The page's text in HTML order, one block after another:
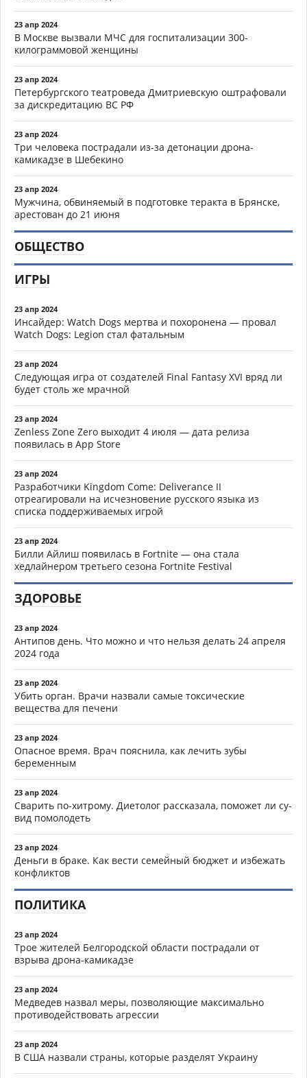
23 апр 2024
В Москве вызвали МЧС для госпитализации 300-
килограммовой женщины
23 апр 2024
Петербургского театроведа Дмитриевскую оштрафовали
за дискредитацию ВС РФ
23 апр 2024
Три человека пострадали из-за детонации дрона-
камикадзе в Шебекино
23 апр 2024
Мужчина, обвиняемый в подготовке теракта в Брянске,
арестован до 21 июня
ОБЩЕСТВО
ИГРЫ
23 апр 2024
Инсайдер: Watch Dogs мертва и похоронена — провал
Watch Dogs: Legion стал фатальным
23 апр 2024
Следующая игра от создателей Final Fantasy XVI вряд ли
будет столь же мрачной
23 апр 2024
Zenless Zone Zero выходит 4 июля — дата релиза
появилась в App Store
23 апр 2024
Разработчики Kingdom Come: Deliverance II
отреагировали на исчезновение русского языка из
списка поддерживаемых игрой
23 апр 2024
Билли Айлиш появилась в Fortnite — она стала
хедлайнером третьего сезона Fortnite Festival
ЗДОРОВЬЕ
23 апр 2024
Антипов день. Что можно и что нельзя делать 24 апреля
2024 года
23 апр 2024
Убить орган. Врачи назвали самые токсические
вещества для печени
23 апр 2024
Опасное время. Врач пояснила, как лечить зубы
беременным
23 апр 2024
Сварить по-хитрому. Диетолог рассказала, поможет ли су-
вид помолодеть
23 апр 2024
Деньги в браке. Как вести семейный бюджет и избежать
конфликтов
ПОЛИТИКА
23 апр 2024
Трое жителей Белгородской области пострадали от
взрыва дрона-камикадзе
23 апр 2024
Медведев назвал меры, позволяющие максимально
противодействовать агрессии
23 апр 2024
В США назвали страны, которые разделят Украину